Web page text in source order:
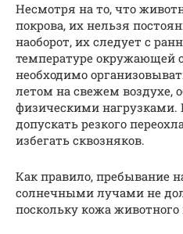
Несмотря на то, что
покрова, их нельзя
наоборот, их следует с
температуре окружающей
необходимо
летом на свежем воздухе,
физическими нагрузками.
допускать резкого
избегать сквозняков.
Как правило, пребывание
солнечными лучами не
поскольку кожа